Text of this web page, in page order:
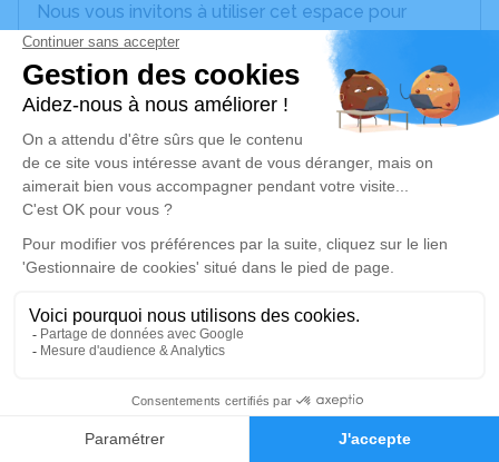
Faire-part Hommages
Nous vous invitons à utiliser cet espace pour
laisser vos condoléances, partager des photos
souvenirs, une anecdote ou exprimer vos pensées
à travers des poèmes ou des textes. Cet endroit
est un lieu d'expression dédié à honorer la
mémoire d’Abel TEYSSIE.
Cérémonie religieuse
vendredi 15 mai 2026 à 15h00
Temple de Nègrepelisse
82800 Nègrepelisse